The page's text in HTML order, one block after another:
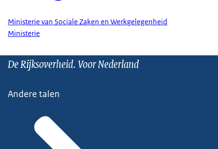
Ministerie van Sociale Zaken en Werkgelegenheid
Ministerie
De Rijksoverheid. Voor Nederland
Andere talen